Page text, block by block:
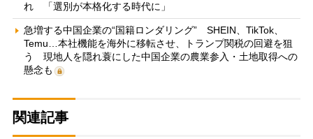
れ 「選別が本格化する時代に」
急増する中国企業の“国籍ロンダリング” SHEIN、TikTok、
Temu…本社機能を海外に移転させ、トランプ関税の回避を狙
う 現地人を隠れ蓑にした中国企業の農業参入・土地取得への
懸念も
関連記事